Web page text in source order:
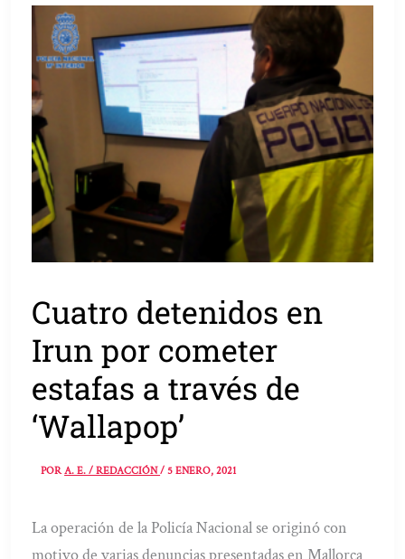
Cuatro detenidos en
Irun por cometer
estafas a través de
‘Wallapop’
PORA. E. / REDACCIÓN/5 ENERO, 2021
La operación de la Policía Nacional se originó con